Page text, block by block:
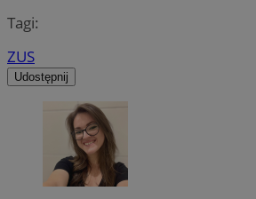
Tagi:
ZUS
Udostępnij